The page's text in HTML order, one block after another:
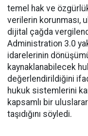
temel hak ve
verilerin korunması,
dijital çağda
Administration 3.0
idarelerinin
kaynaklanabilecek
değerlendirildiğini
hukuk sistemlerini
kapsamlı bir
taşıdığını söyledi.